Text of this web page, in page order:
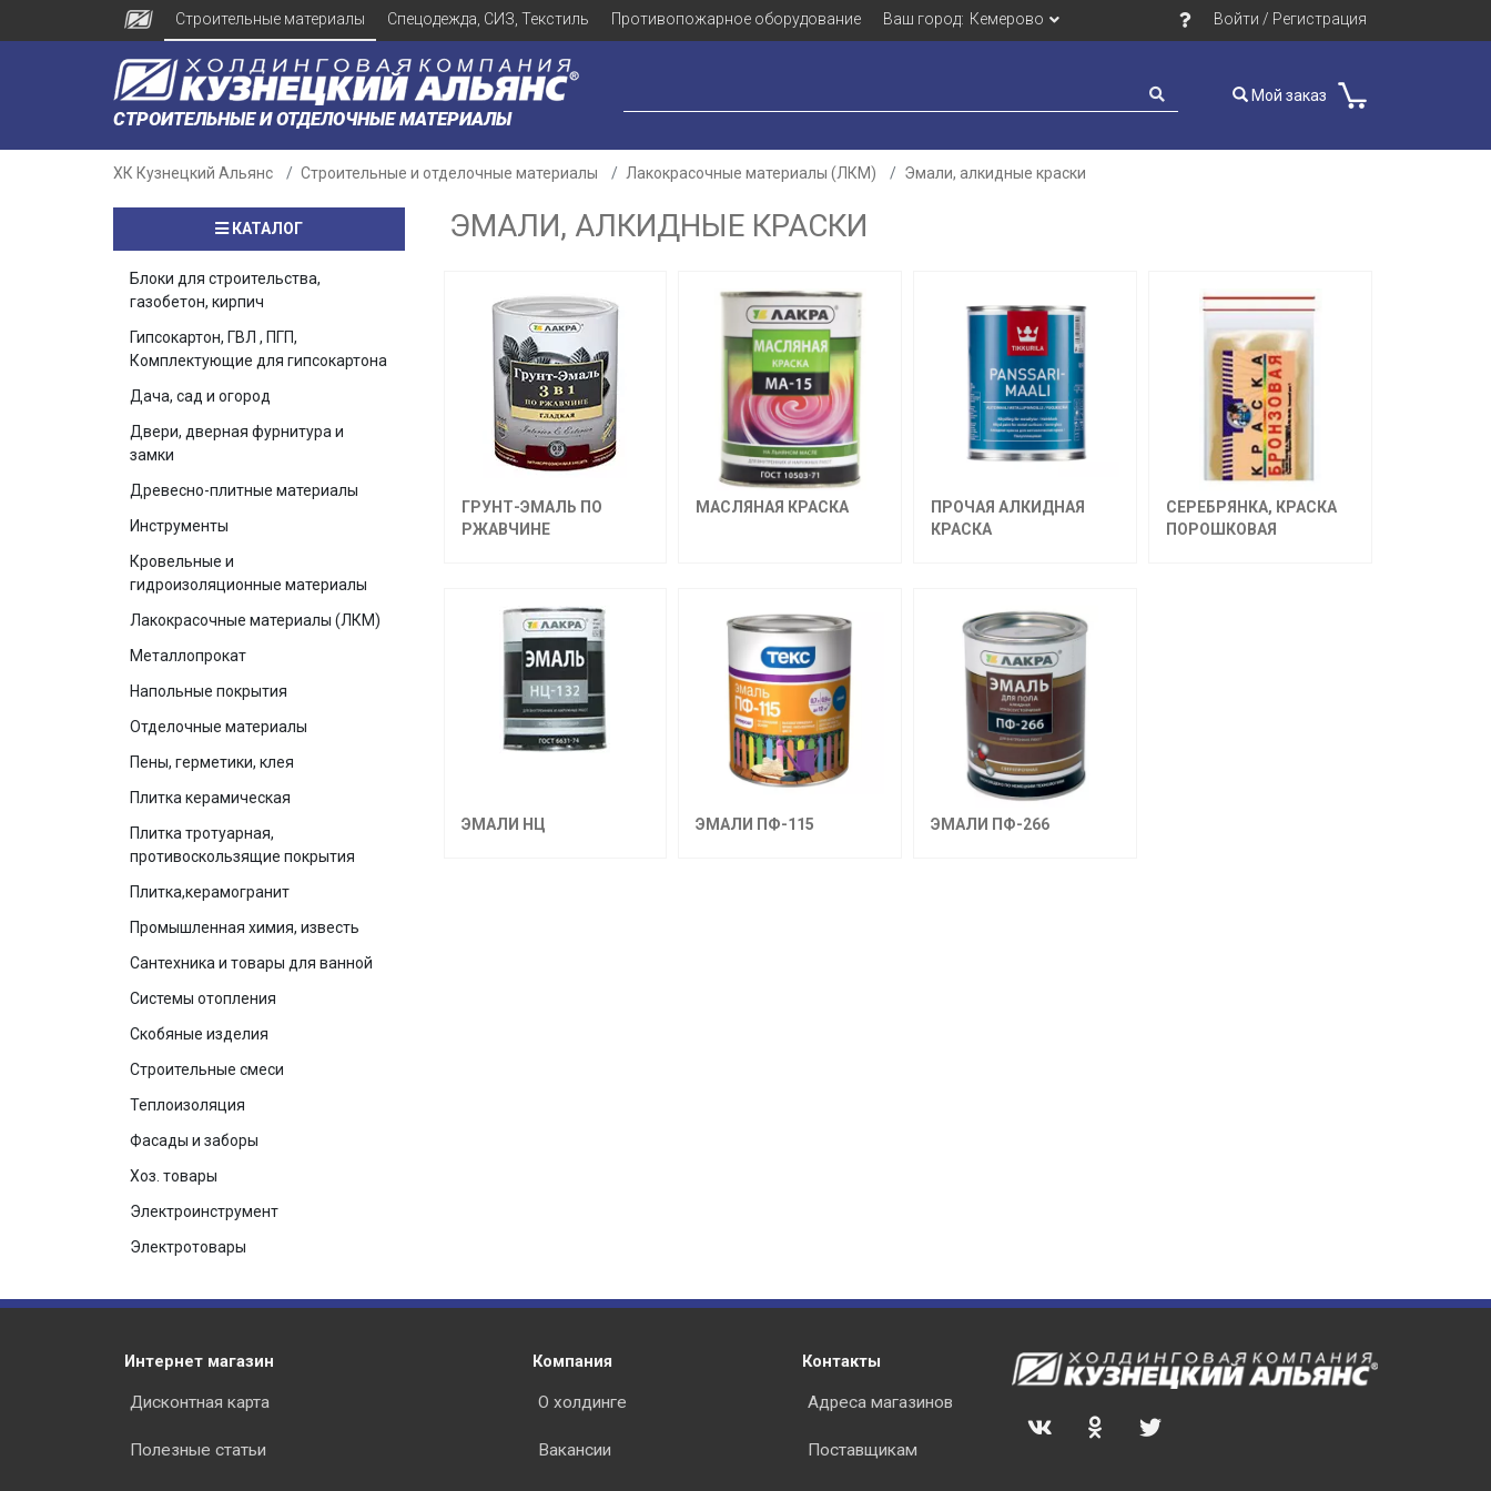
Строительные материалы Спецодежда, СИЗ, Текстиль Противопожарное оборудование Ваш город: Кемерово Войти / Регистрация
СТРОИТЕЛЬНЫЕ И ОТДЕЛОЧНЫЕ МАТЕРИАЛЫ
Мой заказ
ХК Кузнецкий Альянс Строительные и отделочные материалы Лакокрасочные материалы (ЛКМ) Эмали, алкидные краски
КАТАЛОГ
Блоки для строительства,
газобетон, кирпич
Гипсокартон, ГВЛ , ПГП,
Комплектующие для гипсокартона
Дача, сад и огород
Двери, дверная фурнитура и
замки
Древесно-плитные материалы
Инструменты
Кровельные и
гидроизоляционные материалы
Лакокрасочные материалы (ЛКМ)
Металлопрокат
Напольные покрытия
Отделочные материалы
Пены, герметики, клея
Плитка керамическая
Плитка тротуарная,
противоскользящие покрытия
Плитка,керамогранит
Промышленная химия, известь
Сантехника и товары для ванной
Системы отопления
Скобяные изделия
Строительные смеси
Теплоизоляция
Фасады и заборы
Хоз. товары
Электроинструмент
Электротовары
ЭМАЛИ, АЛКИДНЫЕ КРАСКИ
ГРУНТ-ЭМАЛЬ ПО
РЖАВЧИНЕ
МАСЛЯНАЯ КРАСКА
ПРОЧАЯ АЛКИДНАЯ
КРАСКА
СЕРЕБРЯНКА, КРАСКА
ПОРОШКОВАЯ
ЭМАЛИ НЦ ЭМАЛИ ПФ-115 ЭМАЛИ ПФ-266
Интернет магазин
Дисконтная карта
Полезные статьи
Компания
О холдинге
Вакансии
Контакты
Адреса магазинов
Поставщикам